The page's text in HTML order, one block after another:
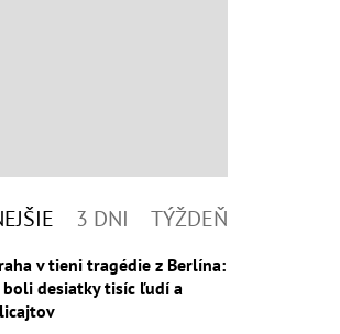
3 DNI TÝŽDEŇ
v tieni tragédie z Berlína:
desiatky tisíc ľudí a